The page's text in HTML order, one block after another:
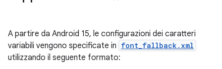
A partire da Android 15, le configurazioni dei caratteri
variabili vengono specificate in font_fallback.xml
utilizzando il seguente formato: